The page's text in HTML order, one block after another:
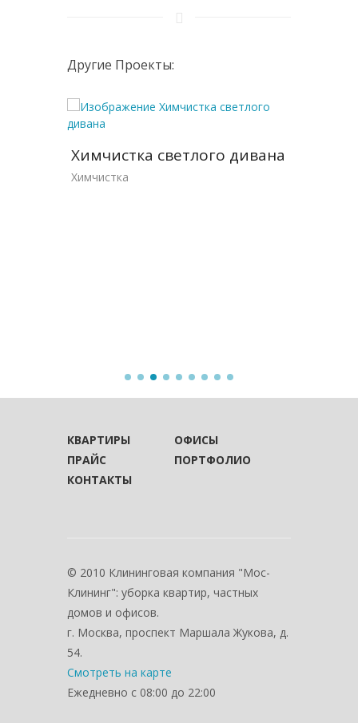
Другие Проекты:
Химчистка светлого дивана
Химчистка
КВАРТИРЫ
ОФИСЫ
ПРАЙС
ПОРТФОЛИО
КОНТАКТЫ
© 2010 Клининговая компания "Мос-
Клининг": уборка квартир, частных
домов и офисов.
г. Москва, проспект Маршала Жукова, д.
54.
Смотреть на карте
Ежедневно с 08:00 до 22:00